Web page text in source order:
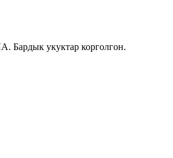
укуктар корголгон.